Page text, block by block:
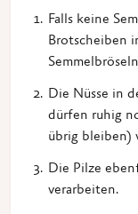
Falls keine
Brotscheiben
Die Nüsse in
dürfen ruhig
übrig bleiben)
Die Pilze
verarbeiten.